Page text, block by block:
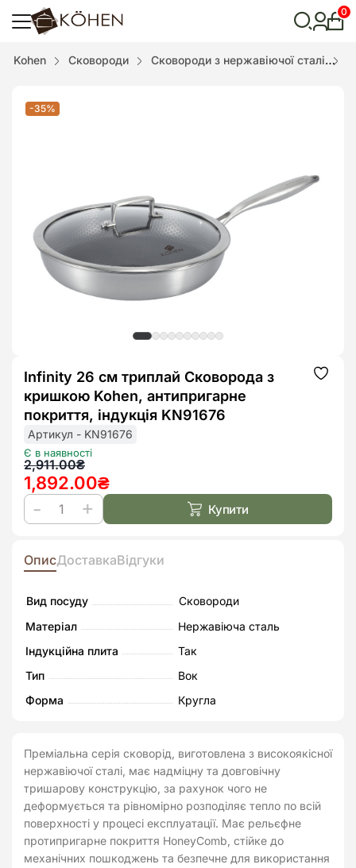
пошук
0
Kohen Сковороди Сковороди з нержавіючої сталі
-35%
Infinity 26 см триплай Сковорода з
кришкою Kohen, антипригарне
покриття, індукція KN91676
Артикул - KN91676
Є в наявності
2,911.00₴
Оригінальна
ціна:
2,911.00₴.
1,892.00₴
Поточна
ціна:
1,892.00₴.
Infinity
см
Сковорода
кришкою
Kohen,
антипригарне
покриття,
кількість
Купити
ОписДоставкаВідгуки
Вид посуду
Сковороди
Матеріал
Нержавіюча сталь
Індукційна плита
Так
Тип
Вок
Форма
Кругла
Преміальна серія сковорід, виготовлена з високоякісної
нержавіючої сталі, має надміцну та довговічну
тришарову конструкцію, за рахунок чого не
деформується та рівномірно розподіляє тепло по всій
поверхності у процесі експлуатації. Має рельєфне
протипригарне покриття HoneyComb, стійке до
механічних пошкоджень та безпечне для використання